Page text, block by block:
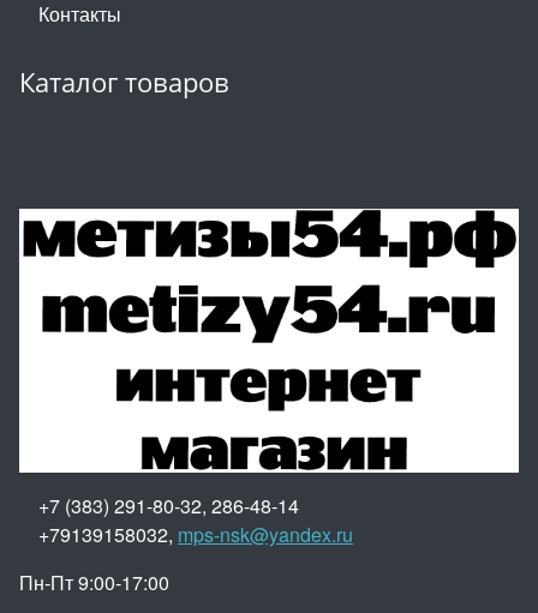
Контакты
Каталог товаров
+7 (383) 291-80-32, 286-48-14
+79139158032, mps-nsk@yandex.ru
Пн-Пт 9:00-17:00